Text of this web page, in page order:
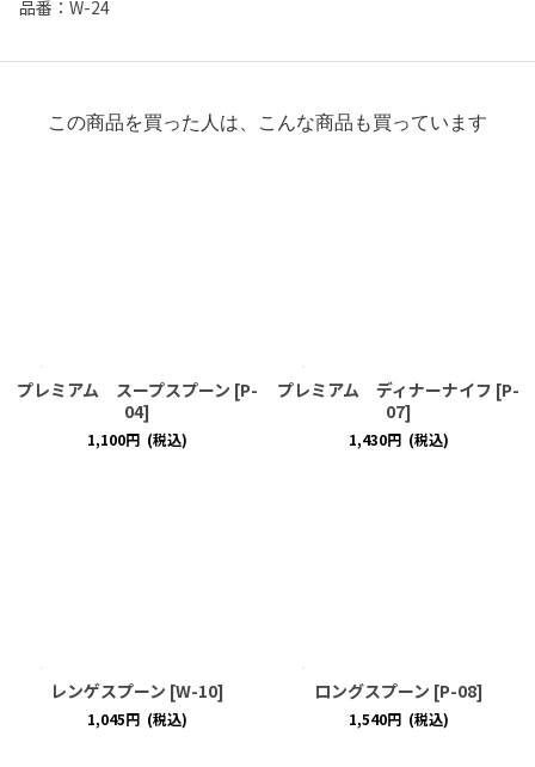
品番：W-24
この商品を買った人は、こんな商品も買っています
プレミアム スープスプーン [P-
04]
1,100円 (税込)
プレミアム ディナーナイフ [P-
07]
1,430円 (税込)
レンゲスプーン [W-10]
1,045円 (税込)
ロングスプーン [P-08]
1,540円 (税込)